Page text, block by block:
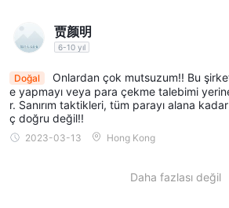
Lüks: minimum 100.000 euro depozito,
kaldıraç
Spreadler ve Komisyonlar
BAŞLANGIÇ: 0.1 pip'ten başlayan,
PRO: 0.3 pip'ten başlayan, 1.0 lot başına
Lüks: 1.5 pip'ten başlayan, 1.0 lot başına
贾颜明
6-10 yıl
Doğal
Onlardan çok mutsuzum!! Bu
e yapmayı veya para çekme talebimi
r. Sanırım taktikleri, tüm parayı alana
ç doğru değil!!
2023-03-13 Hong Kong
Daha fazlası değil